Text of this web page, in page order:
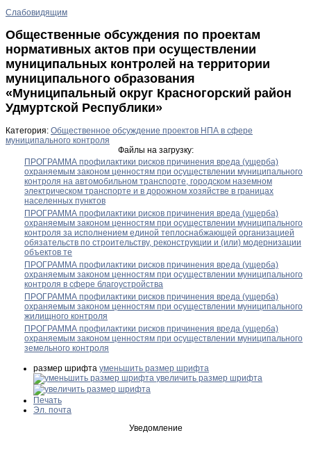
Слабовидящим
Общественные обсуждения по проектам
нормативных актов при осуществлении
муниципальных контролей на территории
муниципального образования
«Муниципальный округ Красногорский район
Удмуртской Республики»
Категория: Общественное обсуждение проектов НПА в сфере
муниципального контроля
Файлы на загрузку:
ПРОГРАММА профилактики рисков причинения вреда (ущерба)
охраняемым законом ценностям при осуществлении муниципального
контроля на автомобильном транспорте, городском наземном
электрическом транспорте и в дорожном хозяйстве в границах
населенных пунктов
ПРОГРАММА профилактики рисков причинения вреда (ущерба)
охраняемым законом ценностям при осуществлении муниципального
контроля за исполнением единой теплоснабжающей организацией
обязательств по строительству, реконструкции и (или) модернизации
объектов те
ПРОГРАММА профилактики рисков причинения вреда (ущерба)
охраняемым законом ценностям при осуществлении муниципального
контроля в сфере благоустройства
ПРОГРАММА профилактики рисков причинения вреда (ущерба)
охраняемым законом ценностям при осуществлении муниципального
жилищного контроля
ПРОГРАММА профилактики рисков причинения вреда (ущерба)
охраняемым законом ценностям при осуществлении муниципального
земельного контроля
размер шрифта уменьшить размер шрифта
увеличить размер шрифта
Печать
Эл. почта
Уведомление